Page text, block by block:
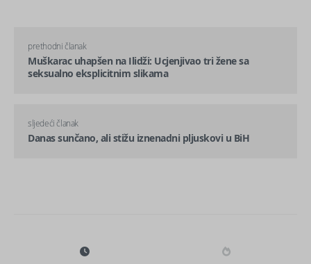
prethodni članak
Muškarac uhapšen na Ilidži: Ucjenjivao tri žene sa
seksualno eksplicitnim slikama
sljedeći članak
Danas sunčano, ali stižu iznenadni pljuskovi u BiH